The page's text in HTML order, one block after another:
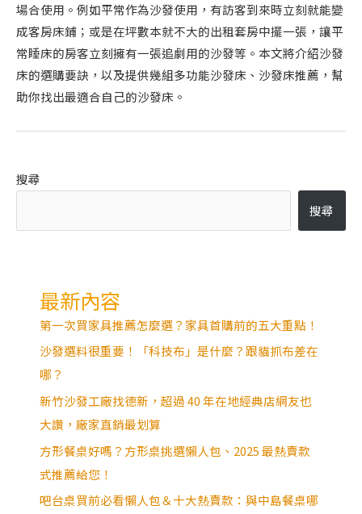
場合使用。例如平常作為沙發使用，有訪客到來時立刻就能變
成客房床鋪；或是在坪數本就不大的出租套房中擺一張，讓平
常睡床的房客立刻擁有一張追劇用的沙發等。本文將介紹沙發
床的選購要訣，以及提供幾組多功能沙發床、沙發床推薦，幫
助你找出最適合自己的沙發床。
搜尋
搜尋
最新內容
第一次買家具推薦怎麼選？家具首購前的五大重點！
沙發選料很重要！「科技布」是什麼？跟貓抓布差在
哪？
新竹沙發工廠找德新，超過 40 年在地經典店網友也
大讚，廠家直銷最划算
方形餐桌好嗎？方形桌挑選懶人包、2025 最熱賣款
式推薦給您！
吧台桌買前必看懶人包＆十大熱賣款：與中島餐桌哪